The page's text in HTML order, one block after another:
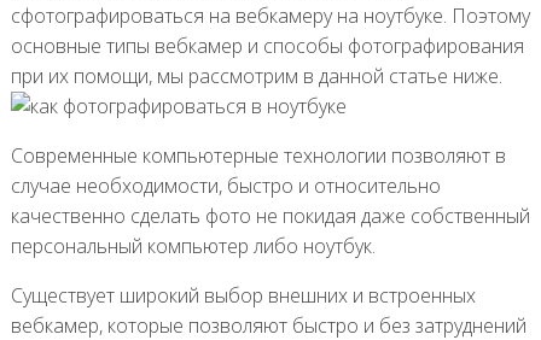
сфотографироваться на вебкамеру на ноутбуке. Поэтому
основные типы вебкамер и способы фотографирования
при их помощи, мы рассмотрим в данной статье ниже.
Современные компьютерные технологии позволяют в
случае необходимости, быстро и относительно
качественно сделать фото не покидая даже собственный
персональный компьютер либо ноутбук.
Существует широкий выбор внешних и встроенных
вебкамер, которые позволяют быстро и без затруднений